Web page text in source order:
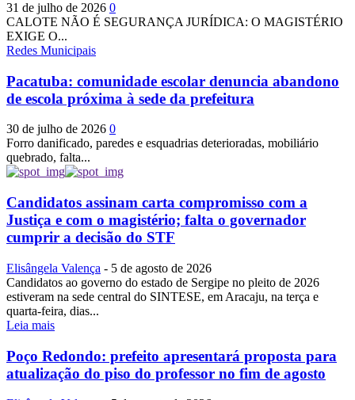
31 de julho de 2026 0
CALOTE NÃO É SEGURANÇA JURÍDICA: O MAGISTÉRIO
EXIGE O...
Redes Municipais
Pacatuba: comunidade escolar denuncia abandono
de escola próxima à sede da prefeitura
30 de julho de 2026 0
Forro danificado, paredes e esquadrias deterioradas, mobiliário
quebrado, falta...
Candidatos assinam carta compromisso com a
Justiça e com o magistério; falta o governador
cumprir a decisão do STF
Elisângela Valença - 5 de agosto de 2026
Candidatos ao governo do estado de Sergipe no pleito de 2026
estiveram na sede central do SINTESE, em Aracaju, na terça e
quarta-feira, dias...
Leia mais
Poço Redondo: prefeito apresentará proposta para
atualização do piso do professor no fim de agosto